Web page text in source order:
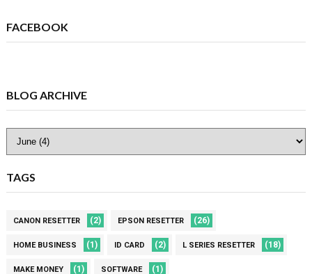
FACEBOOK
BLOG ARCHIVE
TAGS
CANON RESETTER (2) EPSON RESETTER (26)
HOME BUSINESS (1) ID CARD (2) L SERIES RESETTER (18)
MAKE MONEY (1) SOFTWARE (1)